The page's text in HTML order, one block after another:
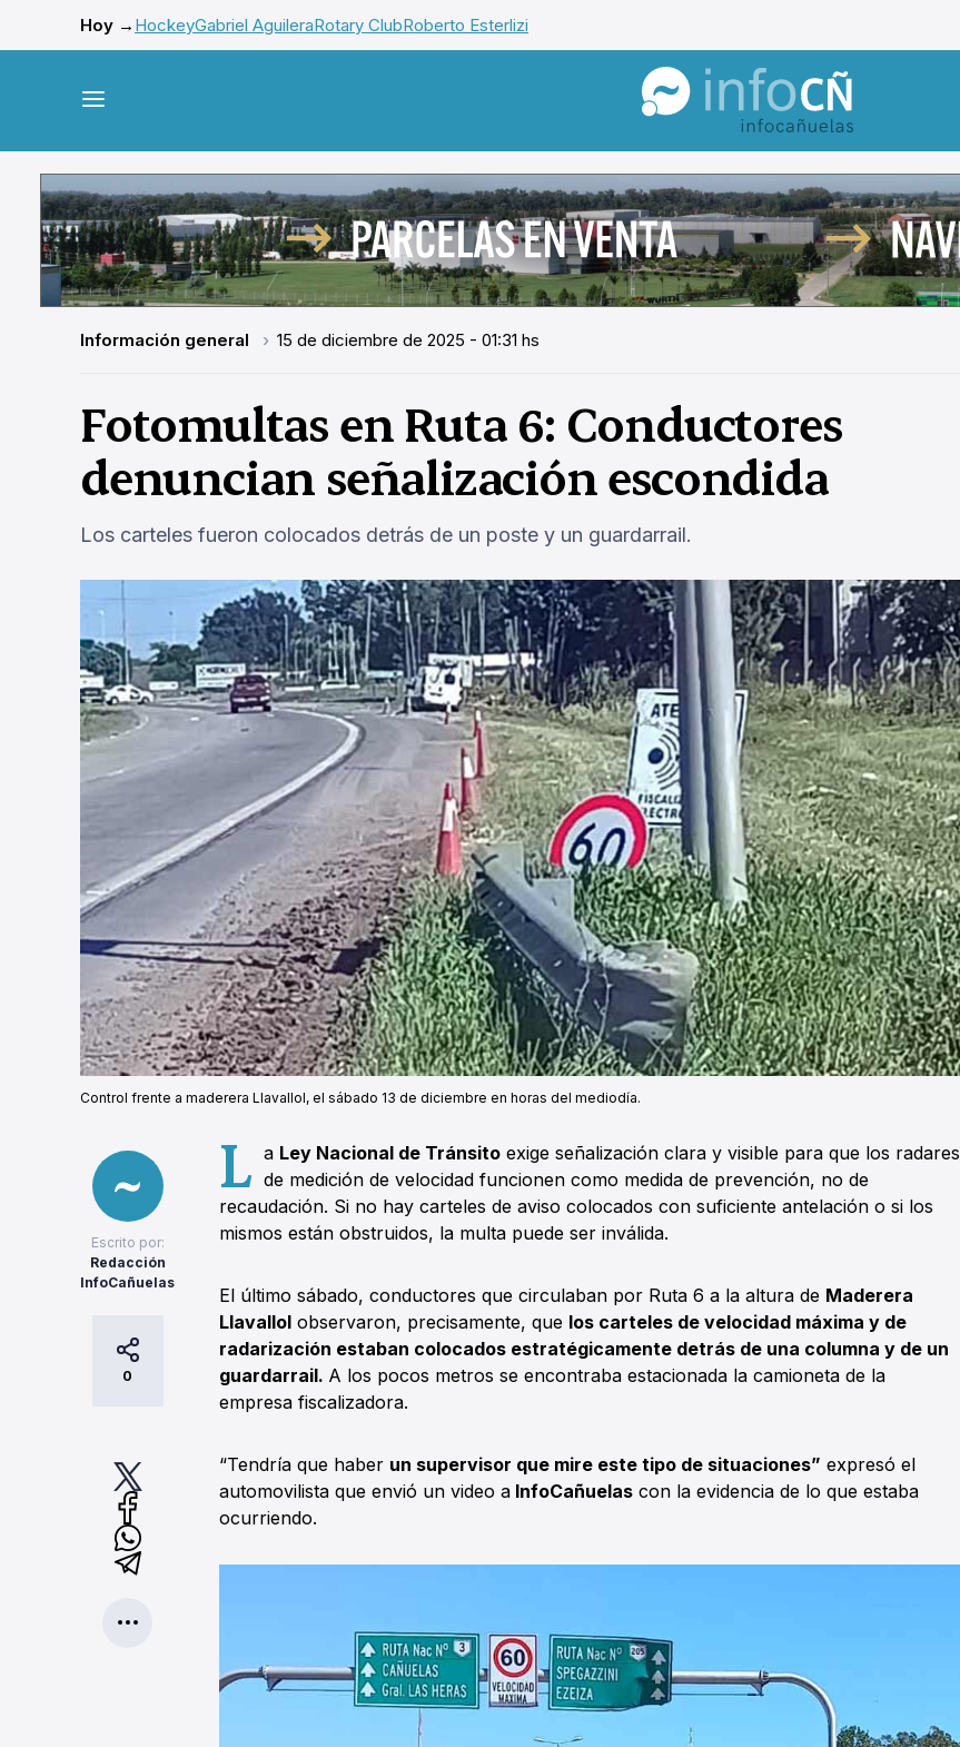
Hoy → HockeyGabriel AguileraRotary ClubRoberto Esterlizi
InfoCañuelas
Información general 15 de diciembre de 2025 - 01:31 hs
Fotomultas en Ruta 6: Conductores
denuncian señalización escondida
Los carteles fueron colocados detrás de un poste y un guardarrail.
Control frente a maderera Llavallol, el sábado 13 de diciembre en horas del mediodía.
Escrito por:
Redacción
InfoCañuelas
0
L a Ley Nacional de Tránsito exige señalización clara y visible para que los radares
de medición de velocidad funcionen como medida de prevención, no de
recaudación. Si no hay carteles de aviso colocados con suficiente antelación o si los
mismos están obstruidos, la multa puede ser inválida.
El último sábado, conductores que circulaban por Ruta 6 a la altura de Maderera
Llavallol observaron, precisamente, que los carteles de velocidad máxima y de
radarización estaban colocados estratégicamente detrás de una columna y de un
guardarrail. A los pocos metros se encontraba estacionada la camioneta de la
empresa fiscalizadora.
“Tendría que haber un supervisor que mire este tipo de situaciones” expresó el
automovilista que envió un video a InfoCañuelas con la evidencia de lo que estaba
ocurriendo.